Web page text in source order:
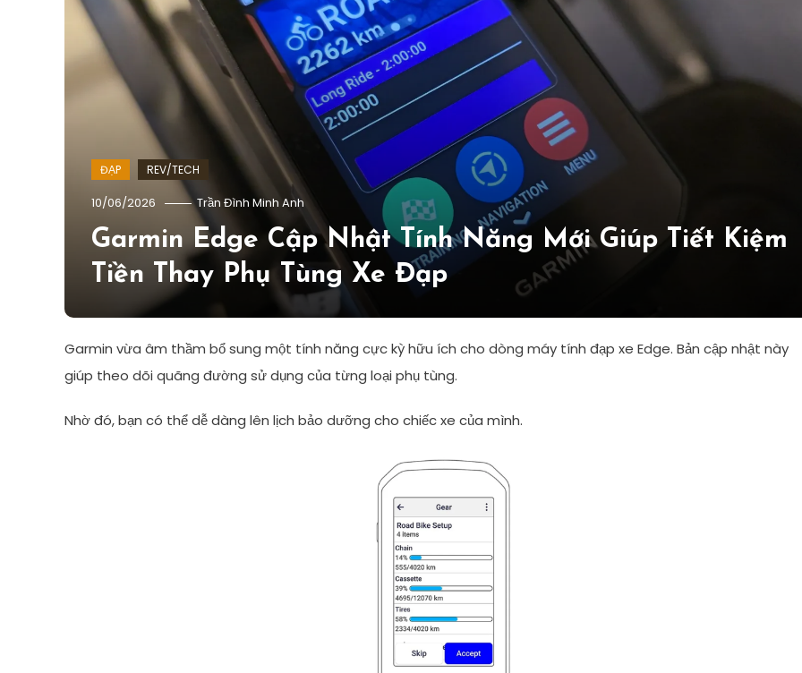
ĐẠP REV/TECH
10/06/2026 Trần Đình Minh Anh
Garmin Edge Cập Nhật Tính Năng Mới Giúp Tiết Kiệm
Tiền Thay Phụ Tùng Xe Đạp
Garmin vừa âm thầm bổ sung một tính năng cực kỳ hữu ích cho dòng máy tính đạp xe Edge. Bản cập nhật này
giúp theo dõi quãng đường sử dụng của từng loại phụ tùng.
Nhờ đó, bạn có thể dễ dàng lên lịch bảo dưỡng cho chiếc xe của mình.